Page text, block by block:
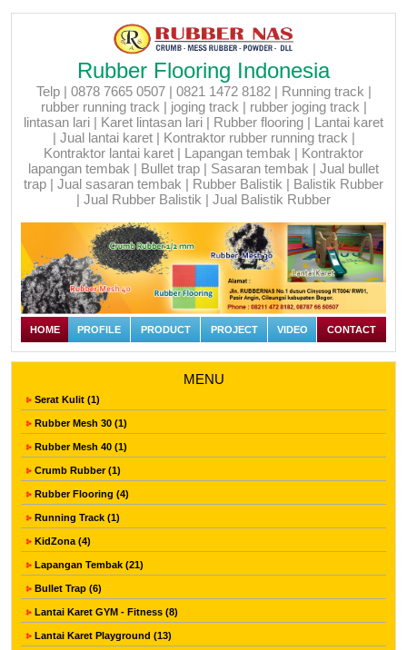
Rubber Flooring Indonesia
Telp | 0878 7665 0507 | 0821 1472 8182 | Running track |
rubber running track | joging track | rubber joging track |
lintasan lari | Karet lintasan lari | Rubber flooring | Lantai karet
| Jual lantai karet | Kontraktor rubber running track |
Kontraktor lantai karet | Lapangan tembak | Kontraktor
lapangan tembak | Bullet trap | Sasaran tembak | Jual bullet
trap | Jual sasaran tembak | Rubber Balistik | Balistik Rubber
| Jual Rubber Balistik | Jual Balistik Rubber
HOME PROFILE PRODUCT PROJECT VIDEO CONTACT
MENU
Serat Kulit (1)
Rubber Mesh 30 (1)
Rubber Mesh 40 (1)
Crumb Rubber (1)
Rubber Flooring (4)
Running Track (1)
KidZona (4)
Lapangan Tembak (21)
Bullet Trap (6)
Lantai Karet GYM - Fitness (8)
Lantai Karet Playground (13)